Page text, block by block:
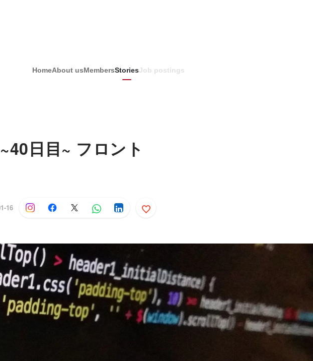
HomeAbout usMembersStoriesJob postings
日目~ フロント
16